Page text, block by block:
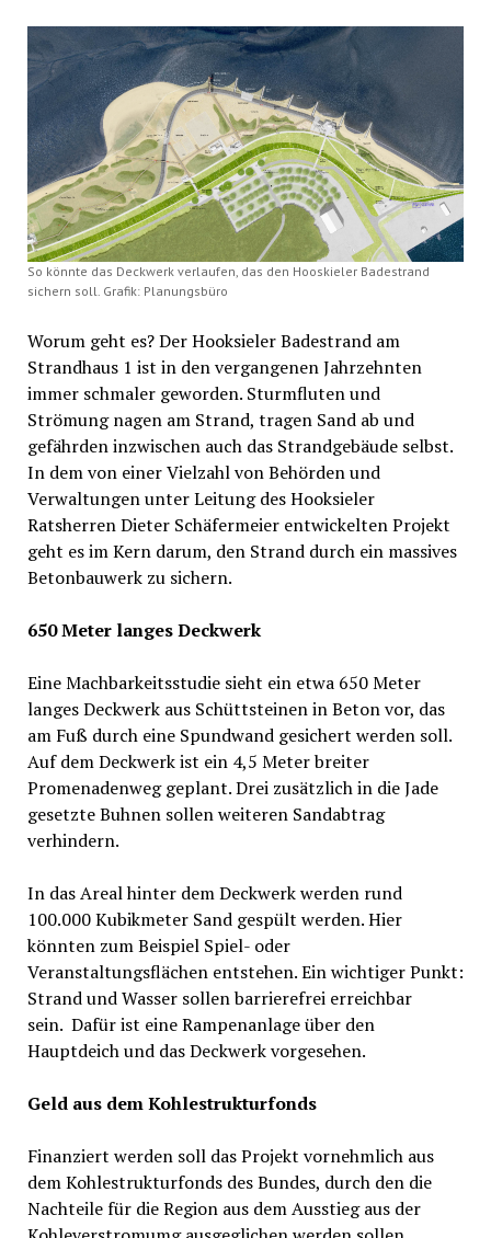
So könnte das Deckwerk verlaufen, das den Hooskieler Badestrand
sichern soll. Grafik: Planungsbüro
Worum geht es? Der Hooksieler Badestrand am
Strandhaus 1 ist in den vergangenen Jahrzehnten
immer schmaler geworden. Sturmfluten und
Strömung nagen am Strand, tragen Sand ab und
gefährden inzwischen auch das Strandgebäude selbst.
In dem von einer Vielzahl von Behörden und
Verwaltungen unter Leitung des Hooksieler
Ratsherren Dieter Schäfermeier entwickelten Projekt
geht es im Kern darum, den Strand durch ein massives
Betonbauwerk zu sichern.
650 Meter langes Deckwerk
Eine Machbarkeitsstudie sieht ein etwa 650 Meter
langes Deckwerk aus Schüttsteinen in Beton vor, das
am Fuß durch eine Spundwand gesichert werden soll.
Auf dem Deckwerk ist ein 4,5 Meter breiter
Promenadenweg geplant. Drei zusätzlich in die Jade
gesetzte Buhnen sollen weiteren Sandabtrag
verhindern.
In das Areal hinter dem Deckwerk werden rund
100.000 Kubikmeter Sand gespült werden. Hier
könnten zum Beispiel Spiel- oder
Veranstaltungsflächen entstehen. Ein wichtiger Punkt:
Strand und Wasser sollen barrierefrei erreichbar
sein. Dafür ist eine Rampenanlage über den
Hauptdeich und das Deckwerk vorgesehen.
Geld aus dem Kohlestrukturfonds
Finanziert werden soll das Projekt vornehmlich aus
dem Kohlestrukturfonds des Bundes, durch den die
Nachteile für die Region aus dem Ausstieg aus der